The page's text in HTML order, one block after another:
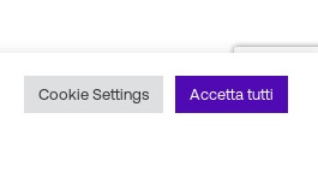
Cookie Settings Accetta tutti